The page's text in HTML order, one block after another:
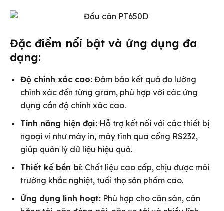
Đặc điểm nổi bật và ứng dụng đa
dạng:
Độ chính xác cao: Đảm bảo kết quả đo lường
chính xác đến từng gram, phù hợp với các ứng
dụng cần độ chính xác cao.
Tính năng hiện đại: Hỗ trợ kết nối với các thiết bị
ngoại vi như máy in, máy tính qua cổng RS232,
giúp quản lý dữ liệu hiệu quả.
Thiết kế bền bỉ: Chất liệu cao cấp, chịu được môi
trường khắc nghiệt, tuổi thọ sản phẩm cao.
Ứng dụng linh hoạt: Phù hợp cho cân sàn, cân